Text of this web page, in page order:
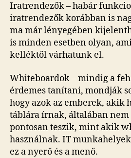
Iratrendezők – habár
iratrendezők korábban is
ma már lényegében
is minden esetben olyan,
kelléktől várhatunk el.
Whiteboardok – mindig a
érdemes tanítani, mondják
hogy azok az emberek, akik
táblára írnak, általában nem
pontosan teszik, mint akik
használnak. IT
ez a nyerő és a menő.